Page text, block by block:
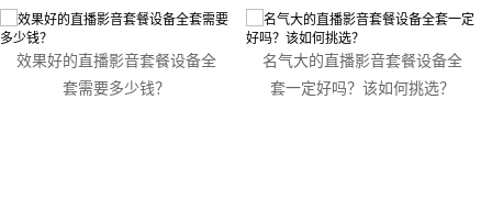
效果好的直播影音套餐设备全
套需要多少钱？
名气大的直播影音套餐设备全
套一定好吗？该如何挑选？